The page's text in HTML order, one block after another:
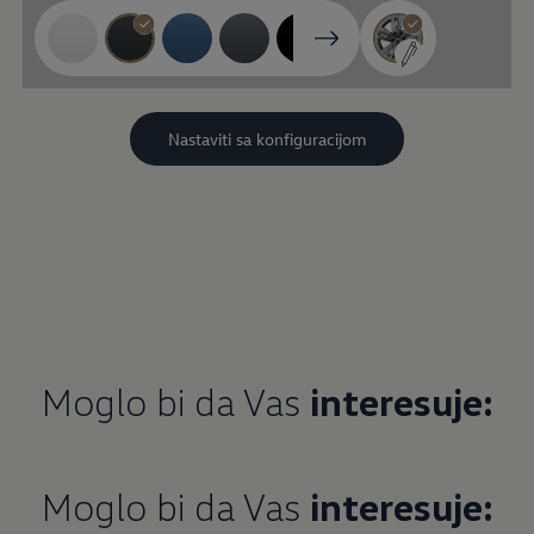
Moglo bi da Vas interesuje:
Moglo bi da Vas interesuje: